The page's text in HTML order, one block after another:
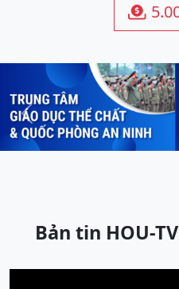

Previous
Bản tin HOU-